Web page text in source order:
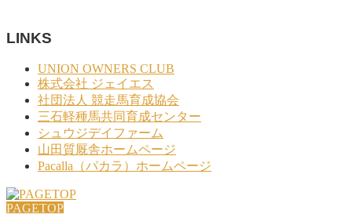
LINKS
UNION OWNERS CLUB
株式会社 ジェイエス
社団法人 競走馬育成協会
三石軽種馬共同育成センター
シュウジデイファーム
山田質厩舎ホームページ
Pacalla（パカラ）ホームページ
PAGETOP